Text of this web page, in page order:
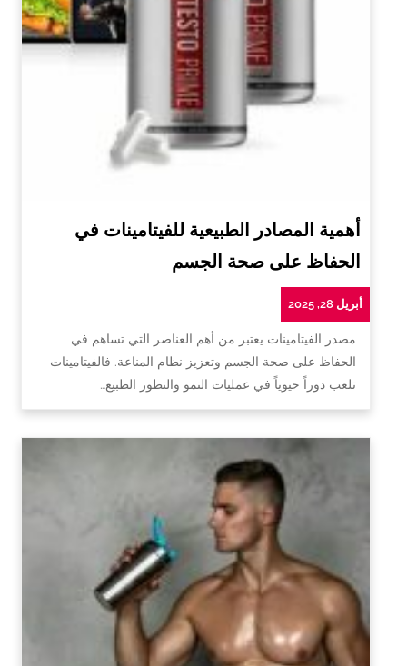
أهمية المصادر الطبيعية للفيتامينات في
الحفاظ على صحة الجسم
أبريل 28, 2025
مصدر الفيتامينات يعتبر من أهم العناصر التي تساهم في
الحفاظ على صحة الجسم وتعزيز نظام المناعة. فالفيتامينات
تلعب دوراً حيوياً في عمليات النمو والتطور الطبيع…